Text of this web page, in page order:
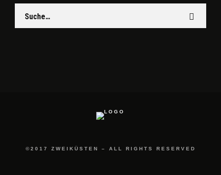
©2017 ZWEIKÜSTEN – ALL RIGHTS RESERVED